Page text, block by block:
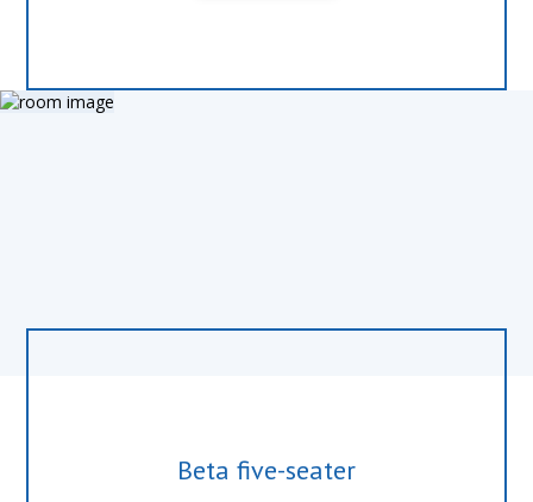
Beta five-seater